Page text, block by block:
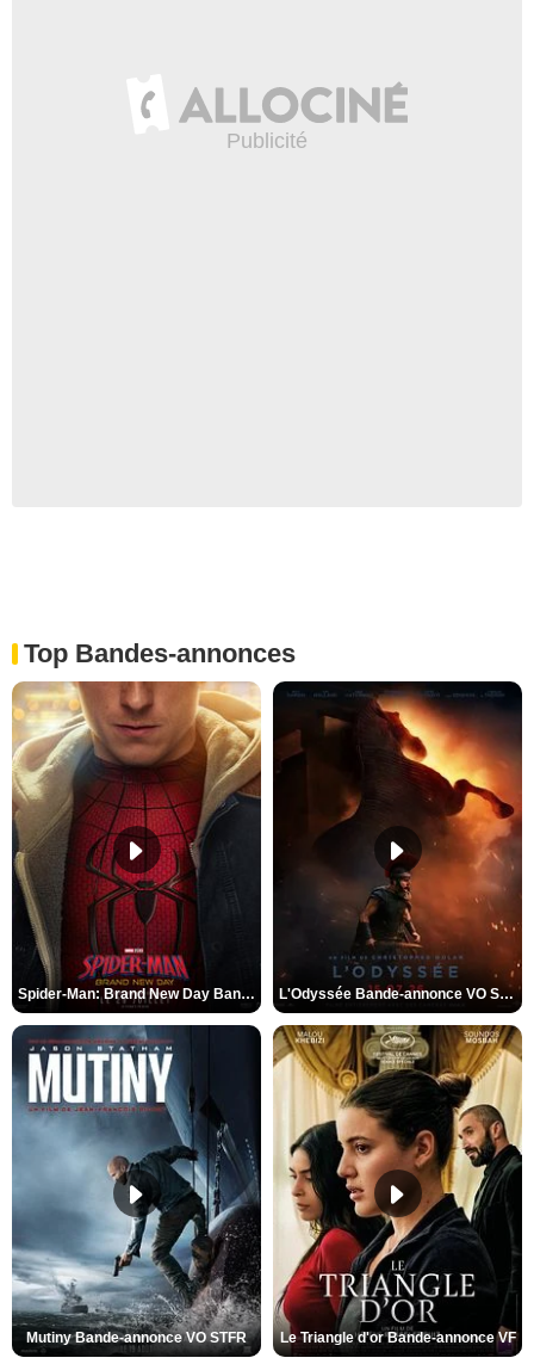
Top Bandes-annonces
Spider-Man: Brand New Day Bande-annonce VO STFR L'Odyssée Bande-annonce VO STFR
Mutiny Bande-annonce VO STFR Le Triangle d'or Bande-annonce VF